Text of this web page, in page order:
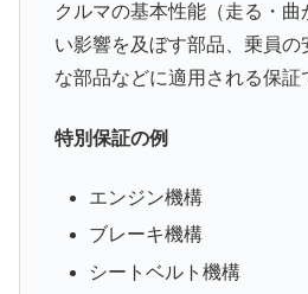
クルマの基本性能（走る・
い影響を及ぼす部品、乗員
な部品などに適用される保証
特別保証の例
エンジン機構
ブレーキ機構
シートベルト機構